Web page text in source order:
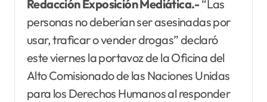
Redacción Exposición Mediática.-“Las
personas no deberían ser asesinadas por
usar, traficar o vender drogas” declaró
este viernes la portavoz de la Oficina del
Alto Comisionado de las Naciones Unidas
para los Derechos Humanos al responder